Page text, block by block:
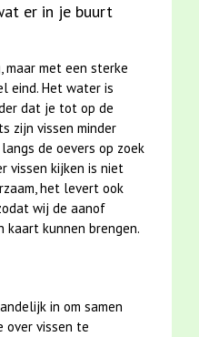
er in je buurt
met een sterke
eind. Het water is
dat je tot op de
zijn vissen minder
de oevers op zoek
vissen kijken is niet
het levert ook
wij de aanof
kaart kunnen brengen.
in om samen
over vissen te